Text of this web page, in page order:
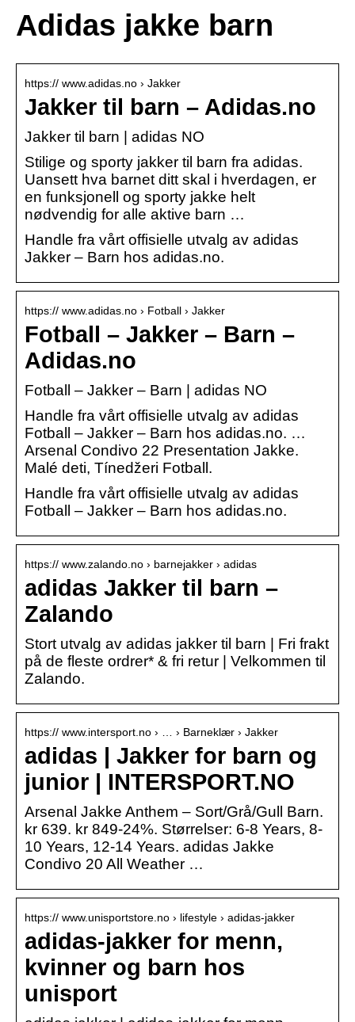
Adidas jakke barn
https:// www.adidas.no › Jakker
Jakker til barn – Adidas.no
Jakker til barn | adidas NO
Stilige og sporty jakker til barn fra adidas.
Uansett hva barnet ditt skal i hverdagen, er
en funksjonell og sporty jakke helt
nødvendig for alle aktive barn …
Handle fra vårt offisielle utvalg av adidas
Jakker – Barn hos adidas.no.
https:// www.adidas.no › Fotball › Jakker
Fotball – Jakker – Barn –
Adidas.no
Fotball – Jakker – Barn | adidas NO
Handle fra vårt offisielle utvalg av adidas
Fotball – Jakker – Barn hos adidas.no. …
Arsenal Condivo 22 Presentation Jakke.
Malé deti, Tínedžeri Fotball.
Handle fra vårt offisielle utvalg av adidas
Fotball – Jakker – Barn hos adidas.no.
https:// www.zalando.no › barnejakker › adidas
adidas Jakker til barn –
Zalando
Stort utvalg av adidas jakker til barn | Fri frakt
på de fleste ordrer* & fri retur | Velkommen til
Zalando.
https:// www.intersport.no › … › Barneklær › Jakker
adidas | Jakker for barn og
junior | INTERSPORT.NO
Arsenal Jakke Anthem – Sort/Grå/Gull Barn.
kr 639. kr 849-24%. Størrelser: 6-8 Years, 8-
10 Years, 12-14 Years. adidas Jakke
Condivo 20 All Weather …
https:// www.unisportstore.no › lifestyle › adidas-jakker
adidas-jakker for menn,
kvinner og barn hos
unisport